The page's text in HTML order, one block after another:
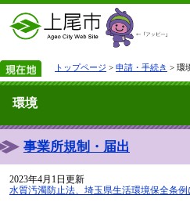
トップページ > 申請・手続き > 環
環境
事業所規制・届出
2023年4月1日更新
水質汚濁防止法、埼玉県生活環境保全条